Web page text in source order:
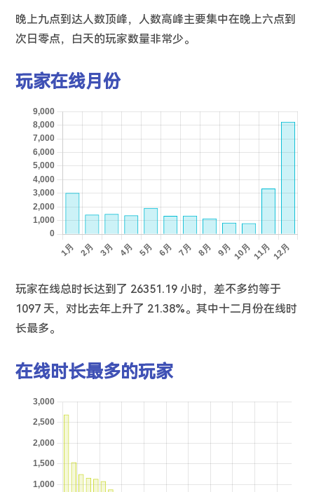
晚上九点到达人数顶峰，人数高峰主要集中在晚上六点到
次日零点，白天的玩家数量非常少。
玩家在线月份
玩家在线总时长达到了 26351.19 小时，差不多约等于
1097 天，对比去年上升了 21.38%。其中十二月份在线时
长最多。
在线时长最多的玩家